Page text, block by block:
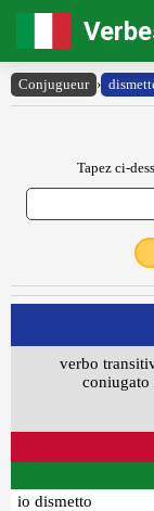
Conjugueur ›
Tapez ci-
verbo
coniugato
io dismetto